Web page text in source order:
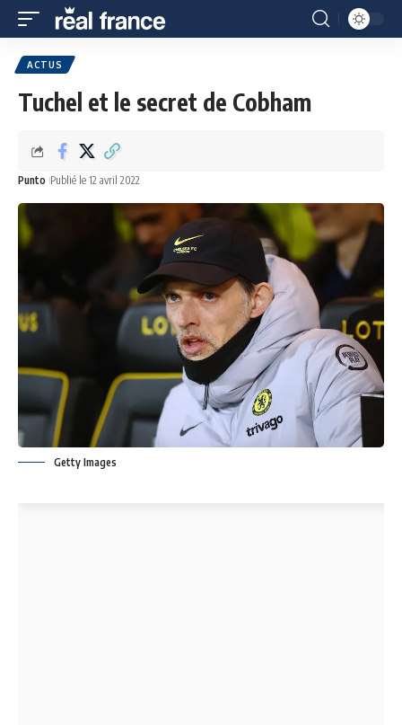
ACTUS
Tuchel et le secret de Cobham
Punto Publié le 12 avril 2022
Getty Images